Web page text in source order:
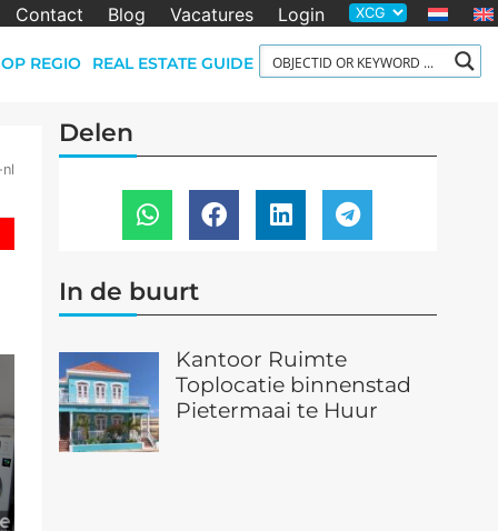
Contact Blog Vacatures Login
OP REGIO REAL ESTATE GUIDE
Delen
In de buurt
Kantoor Ruimte
Toplocatie binnenstad
Pietermaai te Huur